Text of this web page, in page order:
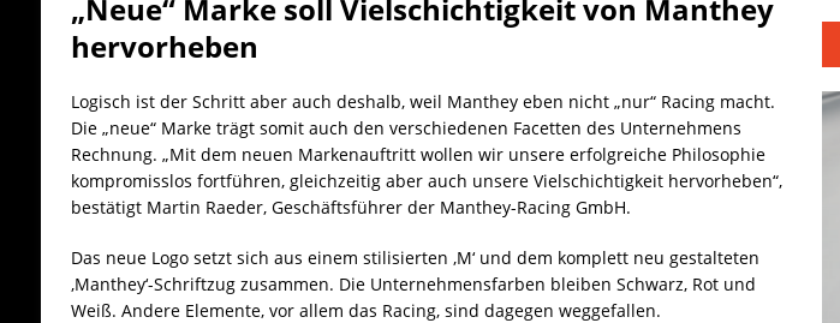
„Neue“ Marke soll Vielschichtigkeit von Manthey
hervorheben
Logisch ist der Schritt aber auch deshalb, weil Manthey eben nicht „nur“ Racing macht.
Die „neue“ Marke trägt somit auch den verschiedenen Facetten des Unternehmens
Rechnung. „Mit dem neuen Markenauftritt wollen wir unsere erfolgreiche Philosophie
kompromisslos fortführen, gleichzeitig aber auch unsere Vielschichtigkeit hervorheben“,
bestätigt Martin Raeder, Geschäftsführer der Manthey-Racing GmbH.
Das neue Logo setzt sich aus einem stilisierten ‚M‘ und dem komplett neu gestalteten
‚Manthey‘-Schriftzug zusammen. Die Unternehmensfarben bleiben Schwarz, Rot und
Weiß. Andere Elemente, vor allem das Racing, sind dagegen weggefallen.